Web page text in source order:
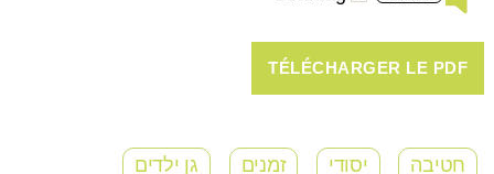
חטיבה יסודי זמנים גן ילדים